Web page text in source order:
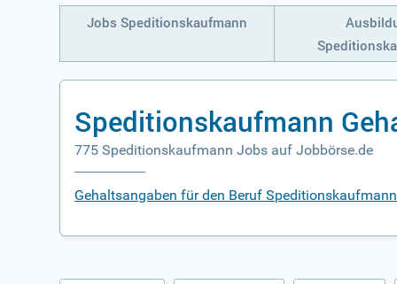
Jobs Speditionskaufmann
Speditionskaufmann
775 Speditionskaufmann Jobs auf Jobbörse.de
Gehaltsangaben für den Beruf Speditionskaufmann